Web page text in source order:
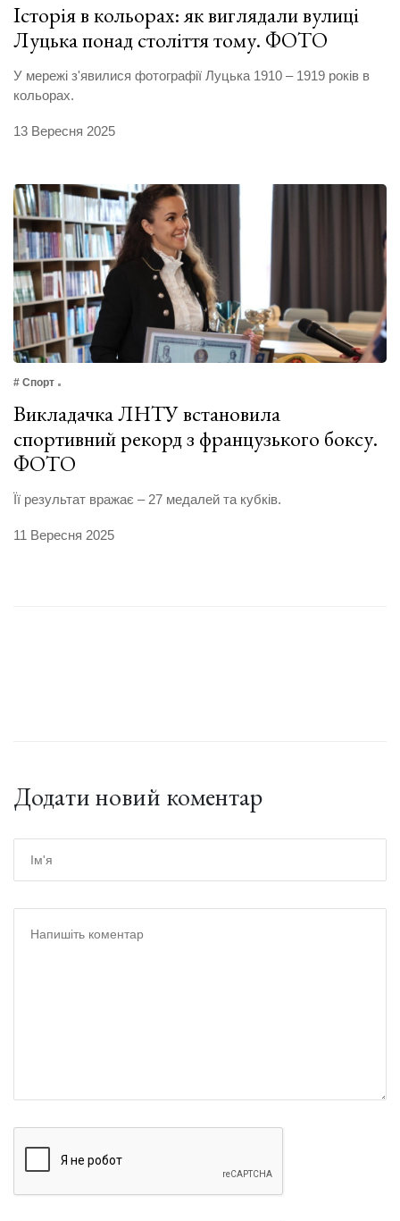
Історія в кольорах: як виглядали вулиці
Луцька понад століття тому. ФОТО
У мережі з'явилися фотографії Луцька 1910 – 1919 років в
кольорах.
13 Вересня 2025
# Спорт
Викладачка ЛНТУ встановила
спортивний рекорд з французького боксу.
ФОТО
Її результат вражає – 27 медалей та кубків.
11 Вересня 2025
Додати новий коментар